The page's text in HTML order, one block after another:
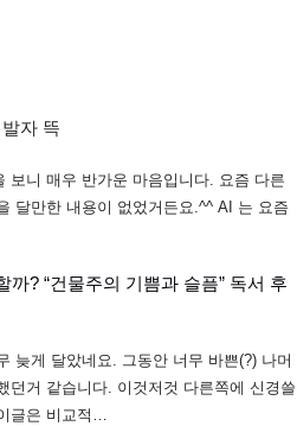
자 뜩
보니 매우 반가운 마음입니다. 요즘 다른
달만한 내용이 없었거든요.^^ AI 는 요즘
까? “건물주의 기쁨과 슬픔” 독서 후
늦게 달았네요. 그동안 너무 바쁜(?) 나머
던거 같습니다. 이것저것 다른쪽에 신경쓸
글은 비교적…